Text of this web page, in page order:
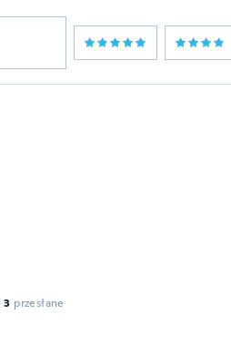
3 przesłane